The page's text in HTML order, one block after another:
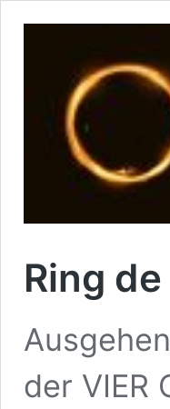
Ring de
der VIER